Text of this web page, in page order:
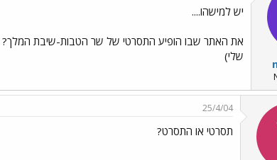
יש למישהו....
את האתר שבו הופיע התסרטי של שר הטבות-שיבת המלך?
שלי)
25/4/04
תסרטי או התסרט?